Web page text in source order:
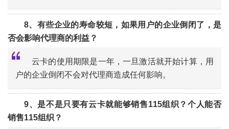
8、有些企业的寿命较短，如果用户的企业倒闭了，是
否会影响代理商的利益？
“
云卡的使用期限是一年，一旦激活就开始计算，用
户的企业倒闭不会对代理商造成任何影响。
9、是不是只要有云卡就能够销售115组织？个人能否
销售115组织？